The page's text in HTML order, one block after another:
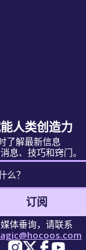
人类创造力
了解最新信息
息、技巧和窍门。
订阅
媒体垂询，请联系